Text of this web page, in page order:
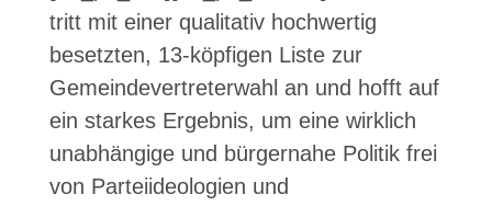
tritt mit einer qualitativ hochwertig
besetzten, 13-köpfigen Liste zur
Gemeindevertreterwahl an und hofft auf
ein starkes Ergebnis, um eine wirklich
unabhängige und bürgernahe Politik frei
von Parteiideologien und